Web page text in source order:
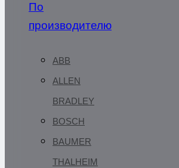
По
производителю
ABB
ALLEN
BRADLEY
BOSCH
BAUMER
THALHEIM